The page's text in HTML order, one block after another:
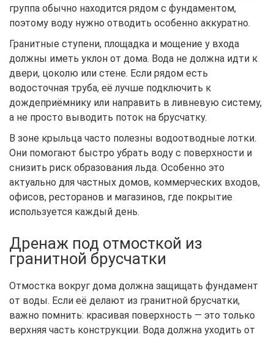
группа обычно находится рядом с фундаментом,
поэтому воду нужно отводить особенно аккуратно.
Гранитные ступени, площадка и мощение у входа
должны иметь уклон от дома. Вода не должна идти к
двери, цоколю или стене. Если рядом есть
водосточная труба, её лучше подключить к
дождеприёмнику или направить в ливневую систему,
а не просто выводить поток на брусчатку.
В зоне крыльца часто полезны водоотводные лотки.
Они помогают быстро убрать воду с поверхности и
снизить риск образования льда. Особенно это
актуально для частных домов, коммерческих входов,
офисов, ресторанов и магазинов, где покрытие
используется каждый день.
Дренаж под отмосткой из
гранитной брусчатки
Отмостка вокруг дома должна защищать фундамент
от воды. Если её делают из гранитной брусчатки,
важно помнить: красивая поверхность — это только
верхняя часть конструкции. Вода должна уходить от